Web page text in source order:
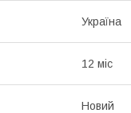
Україна
12 міс
Новий